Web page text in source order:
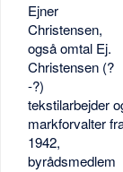
Ejner
Christensen,
også omtal Ej.
Christensen (?
-?)
tekstilarbejder
markforvalter
1942,
byrådsmedlem